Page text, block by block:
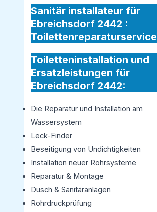
Sanitär installateur für
Ebreichsdorf 2442 :
Toilettenreparaturservice
Toiletteninstallation und
Ersatzleistungen für
Ebreichsdorf 2442:
Die Reparatur und Installation am
Wassersystem
Leck-Finder
Beseitigung von Undichtigkeiten
Installation neuer Rohrsysteme
Reparatur & Montage
Dusch & Sanitäranlagen
Rohrdruckprüfung